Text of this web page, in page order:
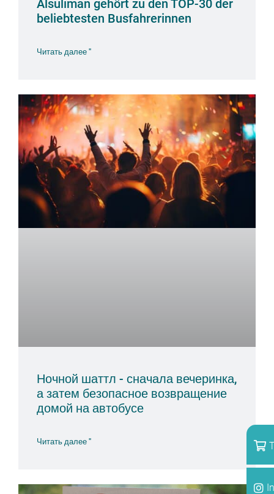
Alsuliman gehört zu den TOP-30 der
beliebtesten Busfahrerinnen
Читать далее "
Ночной шаттл - сначала вечеринка,
а затем безопасное возвращение
домой на автобусе
Читать далее "